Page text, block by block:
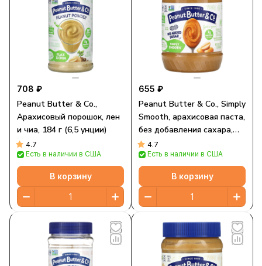
708 ₽
Peanut Butter & Co.,
Арахисовый порошок, лен
и чиа, 184 г (6,5 унции)
4.7
Есть в наличии в США
В корзину
655 ₽
Peanut Butter & Co., Simply
Smooth, арахисовая паста,
без добавления сахара,
454 г (16 унций)
4.7
Есть в наличии в США
В корзину